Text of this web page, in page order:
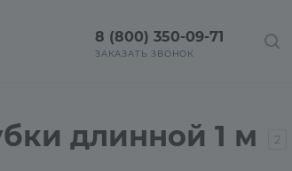
8 (800) 350-09-71
ЗАКАЗАТЬ ЗВОНОК
длинной 1 м 2